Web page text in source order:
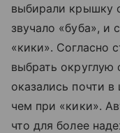
выбирали крышку
звучало «буба», и
«кики». Согласно
выбрать округлую
оказались почти
чем при «кики».
что для более